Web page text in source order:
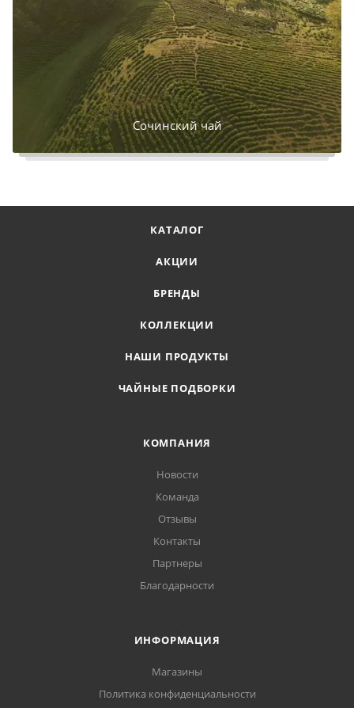
Сочинский чай
КАТАЛОГ
АКЦИИ
БРЕНДЫ
КОЛЛЕКЦИИ
НАШИ ПРОДУКТЫ
ЧАЙНЫЕ ПОДБОРКИ
КОМПАНИЯ
Новости
Команда
Отзывы
Контакты
Партнеры
Благодарности
ИНФОРМАЦИЯ
Магазины
Политика конфиденциальности